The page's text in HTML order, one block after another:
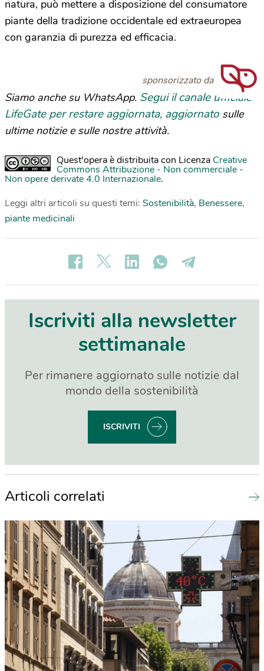
natura, può mettere a disposizione del consumatore
piante della tradizione occidentale ed extraeuropea
con garanzia di purezza ed efficacia.
sponsorizzato da
Siamo anche su WhatsApp. Segui il canale ufficiale
LifeGate per restare aggiornata, aggiornato sulle
ultime notizie e sulle nostre attività.
Quest'opera è distribuita con Licenza Creative
Commons Attribuzione - Non commerciale -
Non opere derivate 4.0 Internazionale.
Leggi altri articoli su questi temi: Sostenibilità, Benessere,
piante medicinali
Iscriviti alla newsletter
settimanale
Per rimanere aggiornato sulle notizie dal
mondo della sostenibilità
ISCRIVITI
Articoli correlati